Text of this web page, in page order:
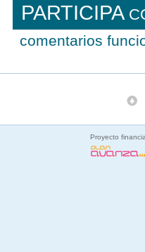
PARTICIPA
comentarios
Proyecto